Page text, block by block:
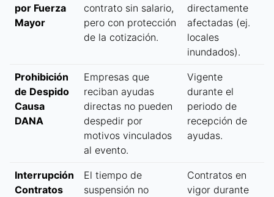
por Fuerza
Mayor
contrato sin salario,
pero con protección
de la cotización.
directamente
afectadas (ej.
locales
inundados).
Prohibición
de Despido
Causa
DANA
Empresas que
reciban ayudas
directas no pueden
despedir por
motivos vinculados
al evento.
Vigente
durante el
periodo de
recepción de
ayudas.
Interrupción
Contratos
El tiempo de
suspensión no
Contratos en
vigor durante